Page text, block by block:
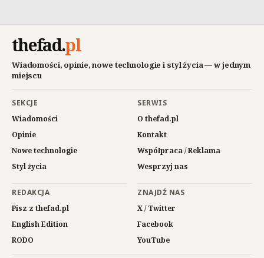
thefad.pl
Wiadomości, opinie, nowe technologie i styl życia — w jednym
miejscu
SEKCJE
Wiadomości
Opinie
Nowe technologie
Styl życia
SERWIS
O thefad.pl
Kontakt
Współpraca / Reklama
Wesprzyj nas
REDAKCJA
Pisz z thefad.pl
English Edition
RODO
ZNAJDŹ NAS
X / Twitter
Facebook
YouTube